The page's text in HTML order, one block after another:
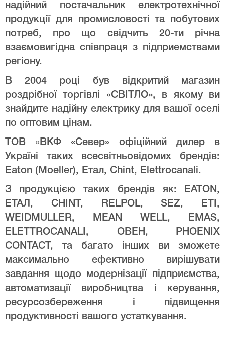
надійний постачальник електротехнічної
продукції для промисловості та побутових
потреб, про що свідчить 20-ти річна
взаємовигідна співпраця з підприемствами
регіону.
В 2004 році був відкритий магазин
роздрібної торгівлі «СВІТЛО», в якому ви
знайдите надійну електрику для вашої оселі
по оптовим цінам.
ТОВ «ВКФ «Север» офіційний дилер в
Україні таких всесвітньовідомих брендів:
Eaton (Moeller), Етал, Chint, Elettrocanali.
З продукцією таких брендів як: EATON,
ЕТАЛ, CHINT, RELPOL, SEZ, ETI,
WEIDMULLER, MEAN WELL, EMAS,
ELETTROCANALI, ОВЕН, PHOENIX
CONTACT, та багато інших ви зможете
максимально ефективно вирішувати
завдання щодо модернізації підприємства,
автоматизації виробництва і керування,
ресурсозбереження і підвищення
продуктивності вашого устаткування.